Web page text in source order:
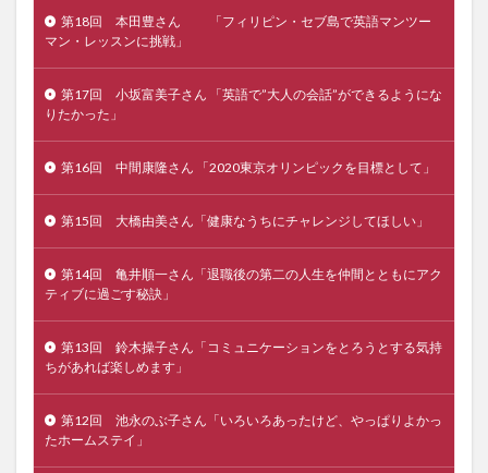
第18回 本田豊さん 「フィリピン・セブ島で英語マンツー
マン・レッスンに挑戦」
第17回 小坂富美子さん 「英語で”大人の会話”ができるようにな
りたかった」
第16回 中間康隆さん 「2020東京オリンピックを目標として」
第15回 大橋由美さん「健康なうちにチャレンジしてほしい」
第14回 亀井順一さん「退職後の第二の人生を仲間とともにアク
ティブに過ごす秘訣」
第13回 鈴木操子さん「コミュニケーションをとろうとする気持
ちがあれば楽しめます」
第12回 池永のぶ子さん「いろいろあったけど、やっぱりよかっ
たホームステイ」